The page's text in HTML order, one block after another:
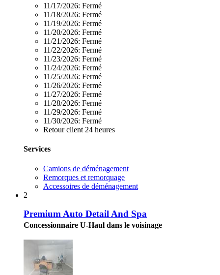
11/17/2026: Fermé
11/18/2026: Fermé
11/19/2026: Fermé
11/20/2026: Fermé
11/21/2026: Fermé
11/22/2026: Fermé
11/23/2026: Fermé
11/24/2026: Fermé
11/25/2026: Fermé
11/26/2026: Fermé
11/27/2026: Fermé
11/28/2026: Fermé
11/29/2026: Fermé
11/30/2026: Fermé
Retour client 24 heures
Services
Camions de déménagement
Remorques et remorquage
Accessoires de déménagement
2
Premium Auto Detail And Spa
Concessionnaire U-Haul dans le voisinage